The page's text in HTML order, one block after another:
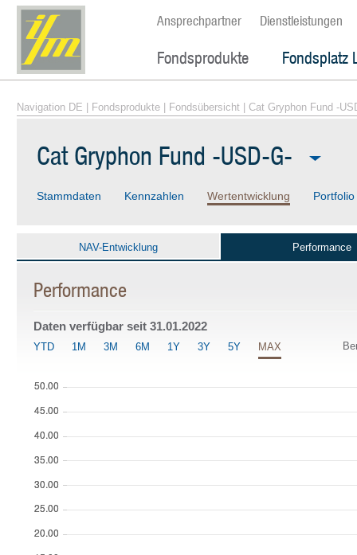
Ansprechpartner Dienstleistungen
Fondsprodukte Fondsplatz
Navigation DE Fondsprodukte Fondsübersicht | Cat Gryphon Fund -
Cat Gryphon Fund -USD-G-
Stammdaten Kennzahlen Wertentwicklung Portfolio
NAV-Entwicklung Performance
Performance
Daten verfügbar seit 31.01.2022
YTD 1M 3M 6M 1Y 3Y 5Y MAX